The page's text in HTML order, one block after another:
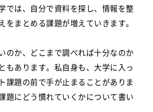
では、自分で資料を探し、情報を整
まとめる課題が増えていきます。
のか、どこまで調べれば十分なのか
もあります。私自身も、大学に入っ
課題の前で手が止まることがありま
題にどう慣れていくかについて書い